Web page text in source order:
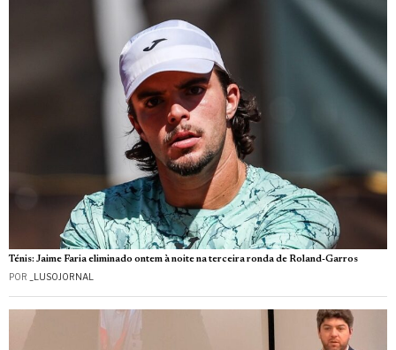
Ténis: Jaime Faria eliminado ontem à noite na terceira ronda de Roland-Garros
POR _LUSOJORNAL